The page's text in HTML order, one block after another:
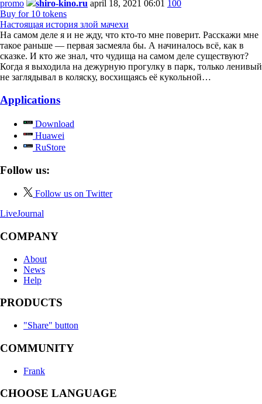
promo shiro-kino.ru april 18, 2021 06:01 100
Buy for 10 tokens
Настоящая история злой мачехи
На самом деле я и не жду, что кто-то мне поверит. Расскажи мне
такое раньше — первая засмеяла бы. А начиналось всё, как в
сказке. И кто же знал, что чудища на самом деле существуют?
Когда я выходила на дежурную прогулку в парк, только ленивый
не заглядывал в коляску, восхищаясь её кукольной…
Applications
Download
Huawei
RuStore
Follow us:
Follow us on Twitter
LiveJournal
COMPANY
About
News
Help
PRODUCTS
"Share" button
COMMUNITY
Frank
CHOOSE LANGUAGE